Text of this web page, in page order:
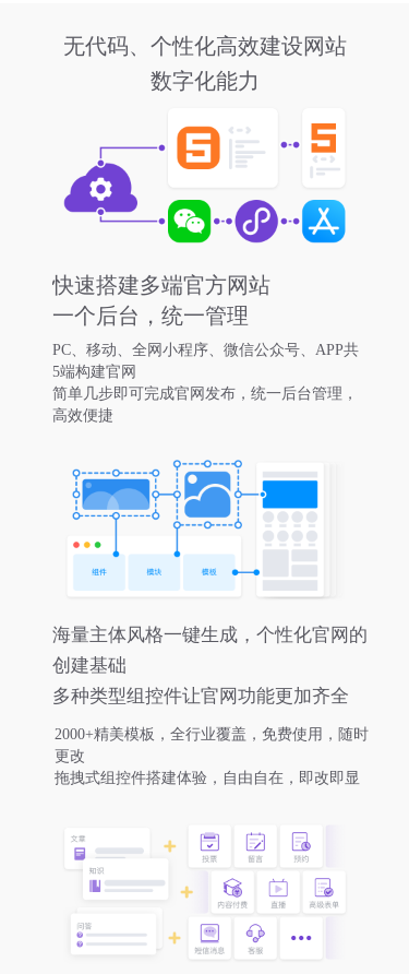
无代码、个性化高效建设网站
数字化能力
快速搭建多端官方网站
一个后台，统一管理
PC、移动、全网小程序、微信公众号、APP共
5端构建官网
简单几步即可完成官网发布，统一后台管理，
高效便捷
海量主体风格一键生成，个性化官网的
创建基础
多种类型组控件让官网功能更加齐全
2000+精美模板，全行业覆盖，免费使用，随时
更改
拖拽式组控件搭建体验，自由自在，即改即显